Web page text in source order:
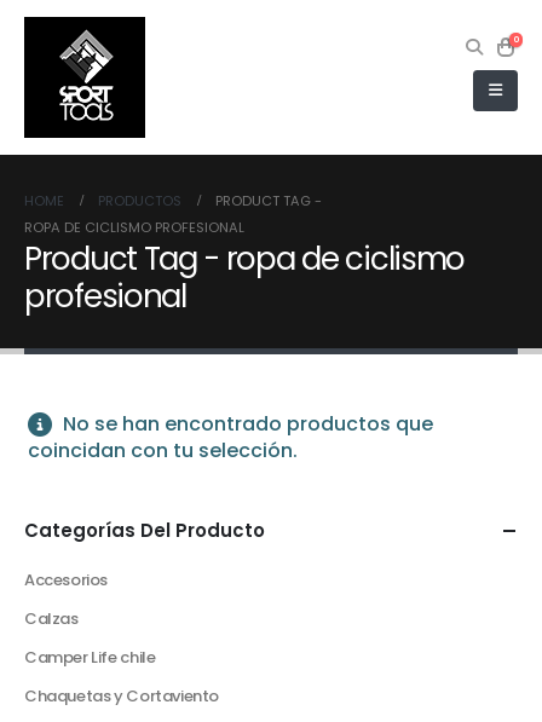
0
HOME PRODUCTOS
PRODUCT TAG -
ROPA DE CICLISMO PROFESIONAL
Product Tag - ropa de ciclismo
profesional
No se han encontrado productos que
coincidan con tu selección.
Categorías Del Producto
Accesorios
Calzas
Camper Life chile
Chaquetas y Cortaviento